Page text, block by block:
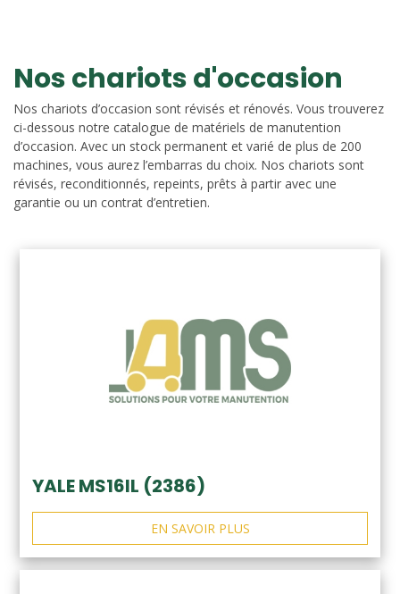
Nos chariots d'occasion
Nos chariots d’occasion sont révisés et rénovés. Vous trouverez
ci-dessous notre catalogue de matériels de manutention
d’occasion. Avec un stock permanent et varié de plus de 200
machines, vous aurez l’embarras du choix. Nos chariots sont
révisés, reconditionnés, repeints, prêts à partir avec une
garantie ou un contrat d’entretien.
YALE MS16IL (2386)
EN SAVOIR PLUS